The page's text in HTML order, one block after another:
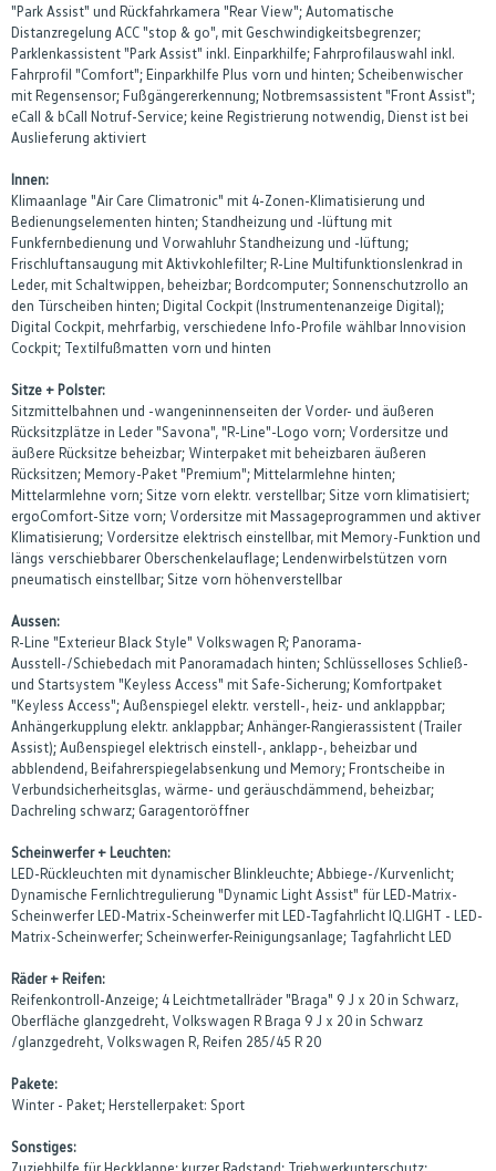
"Park Assist" und Rückfahrkamera "Rear View"; Automatische
Distanzregelung ACC "stop & go", mit Geschwindigkeitsbegrenzer;
Parklenkassistent "Park Assist" inkl. Einparkhilfe; Fahrprofilauswahl inkl.
Fahrprofil "Comfort"; Einparkhilfe Plus vorn und hinten; Scheibenwischer
mit Regensensor; Fußgängererkennung; Notbremsassistent "Front Assist";
eCall & bCall Notruf-Service; keine Registrierung notwendig, Dienst ist bei
Auslieferung aktiviert
Innen:
Klimaanlage "Air Care Climatronic" mit 4-Zonen-Klimatisierung und
Bedienungselementen hinten; Standheizung und -lüftung mit
Funkfernbedienung und Vorwahluhr Standheizung und -lüftung;
Frischluftansaugung mit Aktivkohlefilter; R-Line Multifunktionslenkrad in
Leder, mit Schaltwippen, beheizbar; Bordcomputer; Sonnenschutzrollo an
den Türscheiben hinten; Digital Cockpit (Instrumentenanzeige Digital);
Digital Cockpit, mehrfarbig, verschiedene Info-Profile wählbar Innovision
Cockpit; Textilfußmatten vorn und hinten
Sitze + Polster:
Sitzmittelbahnen und -wangeninnenseiten der Vorder- und äußeren
Rücksitzplätze in Leder "Savona", "R-Line"-Logo vorn; Vordersitze und
äußere Rücksitze beheizbar; Winterpaket mit beheizbaren äußeren
Rücksitzen; Memory-Paket "Premium"; Mittelarmlehne hinten;
Mittelarmlehne vorn; Sitze vorn elektr. verstellbar; Sitze vorn klimatisiert;
ergoComfort-Sitze vorn; Vordersitze mit Massageprogrammen und aktiver
Klimatisierung; Vordersitze elektrisch einstellbar, mit Memory-Funktion und
längs verschiebbarer Oberschenkelauflage; Lendenwirbelstützen vorn
pneumatisch einstellbar; Sitze vorn höhenverstellbar
Aussen:
R-Line "Exterieur Black Style" Volkswagen R; Panorama-
Ausstell-/Schiebedach mit Panoramadach hinten; Schlüsselloses Schließ-
und Startsystem "Keyless Access" mit Safe-Sicherung; Komfortpaket
"Keyless Access"; Außenspiegel elektr. verstell-, heiz- und anklappbar;
Anhängerkupplung elektr. anklappbar; Anhänger-Rangierassistent (Trailer
Assist); Außenspiegel elektrisch einstell-, anklapp-, beheizbar und
abblendend, Beifahrerspiegelabsenkung und Memory; Frontscheibe in
Verbundsicherheitsglas, wärme- und geräuschdämmend, beheizbar;
Dachreling schwarz; Garagentoröffner
Scheinwerfer + Leuchten:
LED-Rückleuchten mit dynamischer Blinkleuchte; Abbiege-/Kurvenlicht;
Dynamische Fernlichtregulierung "Dynamic Light Assist" für LED-Matrix-
Scheinwerfer LED-Matrix-Scheinwerfer mit LED-Tagfahrlicht IQ.LIGHT - LED-
Matrix-Scheinwerfer; Scheinwerfer-Reinigungsanlage; Tagfahrlicht LED
Räder + Reifen:
Reifenkontroll-Anzeige; 4 Leichtmetallräder "Braga" 9 J x 20 in Schwarz,
Oberfläche glanzgedreht, Volkswagen R Braga 9 J x 20 in Schwarz
/glanzgedreht, Volkswagen R, Reifen 285/45 R 20
Pakete:
Winter - Paket; Herstellerpaket: Sport
Sonstiges:
Zuziehhilfe für Heckklappe; kurzer Radstand; Triebwerkunterschutz;